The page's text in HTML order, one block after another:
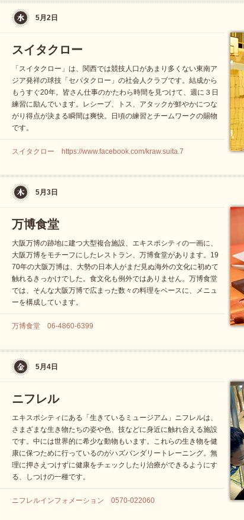
5月2日
スイタクロー
「スイタクロー」は、関西では競技人口があまり多くない東南ア
ジア発祥の球技「セパタクロー」の社会人クラブです。結成から
もうすぐ20年。皆さん仕事のかたわら時間を見つけて、週に３日
練習に励んでいます。レシーブ、トス、アタックが鮮やかにつな
がり得点が決まる瞬間は爽快。日頃の練習とチームワークの賜物
です。
スイタクロー https://www.facebook.com/kraw.suita.7
5月3日
万博食堂
大阪万博の跡地に建つ大型複合施設、エキスポシティの一画に、
大阪万博をモチーフにしたレストラン、万博食堂があります。19
70年の大阪万博は、大勢の日本人がまだ見ぬ海外の文化に初めて
触れるきっかけでした。食文化も例外ではありません。万博食堂
では、そんな大阪万博で広まった数々の料理をベースに、メニュ
ーを構成しています。
万博食堂 06-4860-6399
5月4日
ニフレル
エキスポシティにある「生きているミュージアム」ニフレルは、
さまざまな生き物たちの姿や色、技などに身近に触れ合える施設
です。中には世界的に希少な動物もいます。これらの生き物を健
康に保つために行っているのがハズバンダリートレーニング。無
理に押さえつけずに健康をチェックしたり治療ができるようにす
る、しつけの一種です。
ニフレルインフォメーション 0570-022060